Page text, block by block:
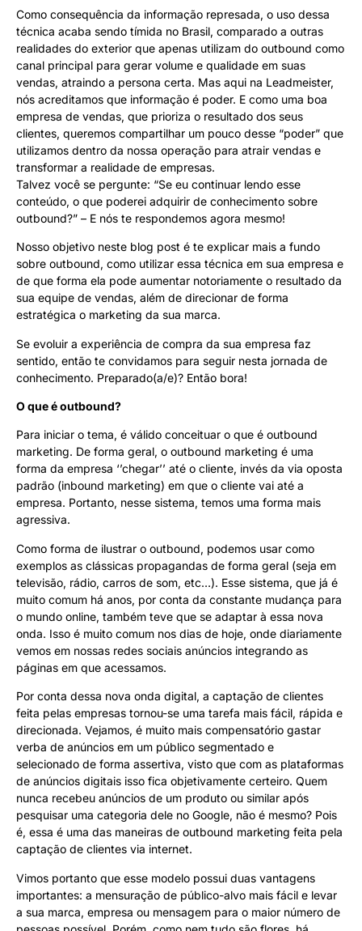
Como consequência da informação represada, o uso dessa
técnica acaba sendo tímida no Brasil, comparado a outras
realidades do exterior que apenas utilizam do outbound como
canal principal para gerar volume e qualidade em suas
vendas, atraindo a persona certa. Mas aqui na Leadmeister,
nós acreditamos que informação é poder. E como uma boa
empresa de vendas, que prioriza o resultado dos seus
clientes, queremos compartilhar um pouco desse “poder” que
utilizamos dentro da nossa operação para atrair vendas e
transformar a realidade de empresas.
Talvez você se pergunte: “Se eu continuar lendo esse
conteúdo, o que poderei adquirir de conhecimento sobre
outbound?” – E nós te respondemos agora mesmo!
Nosso objetivo neste blog post é te explicar mais a fundo
sobre outbound, como utilizar essa técnica em sua empresa e
de que forma ela pode aumentar notoriamente o resultado da
sua equipe de vendas, além de direcionar de forma
estratégica o marketing da sua marca.
Se evoluir a experiência de compra da sua empresa faz
sentido, então te convidamos para seguir nesta jornada de
conhecimento. Preparado(a/e)? Então bora!
O que é outbound?
Para iniciar o tema, é válido conceituar o que é outbound
marketing. De forma geral, o outbound marketing é uma
forma da empresa ‘’chegar’’ até o cliente, invés da via oposta
padrão (inbound marketing) em que o cliente vai até a
empresa. Portanto, nesse sistema, temos uma forma mais
agressiva.
Como forma de ilustrar o outbound, podemos usar como
exemplos as clássicas propagandas de forma geral (seja em
televisão, rádio, carros de som, etc…). Esse sistema, que já é
muito comum há anos, por conta da constante mudança para
o mundo online, também teve que se adaptar à essa nova
onda. Isso é muito comum nos dias de hoje, onde diariamente
vemos em nossas redes sociais anúncios integrando as
páginas em que acessamos.
Por conta dessa nova onda digital, a captação de clientes
feita pelas empresas tornou-se uma tarefa mais fácil, rápida e
direcionada. Vejamos, é muito mais compensatório gastar
verba de anúncios em um público segmentado e
selecionado de forma assertiva, visto que com as plataformas
de anúncios digitais isso fica objetivamente certeiro. Quem
nunca recebeu anúncios de um produto ou similar após
pesquisar uma categoria dele no Google, não é mesmo? Pois
é, essa é uma das maneiras de outbound marketing feita pela
captação de clientes via internet.
Vimos portanto que esse modelo possui duas vantagens
importantes: a mensuração de público-alvo mais fácil e levar
a sua marca, empresa ou mensagem para o maior número de